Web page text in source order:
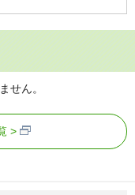
せん。